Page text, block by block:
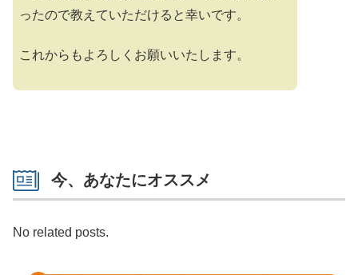
ったので教えていただけると幸いです。
これからもよろしくお願いいたします。
今、あなたにオススメ
No related posts.